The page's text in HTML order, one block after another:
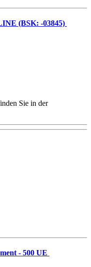
(BSK: -03845)
Sie in der
- 500 UE